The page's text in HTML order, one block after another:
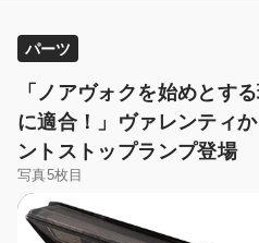
パーツ
「ノアヴォクを始めとす
に適合！」ヴァレンティ
ントストップランプ登場
写真5枚目